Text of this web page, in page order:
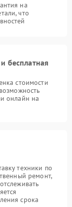
на
что
бесплатная
стоимости
онлайн на
техники по
ремонт,
срока